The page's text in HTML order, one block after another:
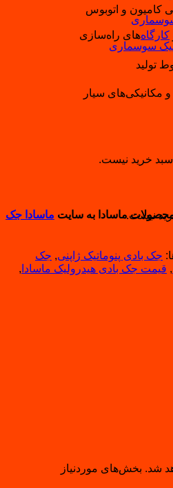
سوسماری
خرید نیست.
نیست.
کامیون و اتوبوس
کارگاه‌های راه‌سازی
تولید
مکانیکی‌های سیار
ماسادا به سایت ماسادا جک
جک بادی پنوماتیک ژاپنی, جک
, قیمت جک بادی هیدرولیک ماسادا ,
شد. بخش‌های موردنیاز